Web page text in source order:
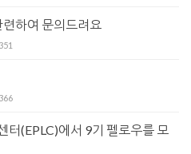
하여 문의드려요
터(EPLC)에서 9기 펠로우를 모